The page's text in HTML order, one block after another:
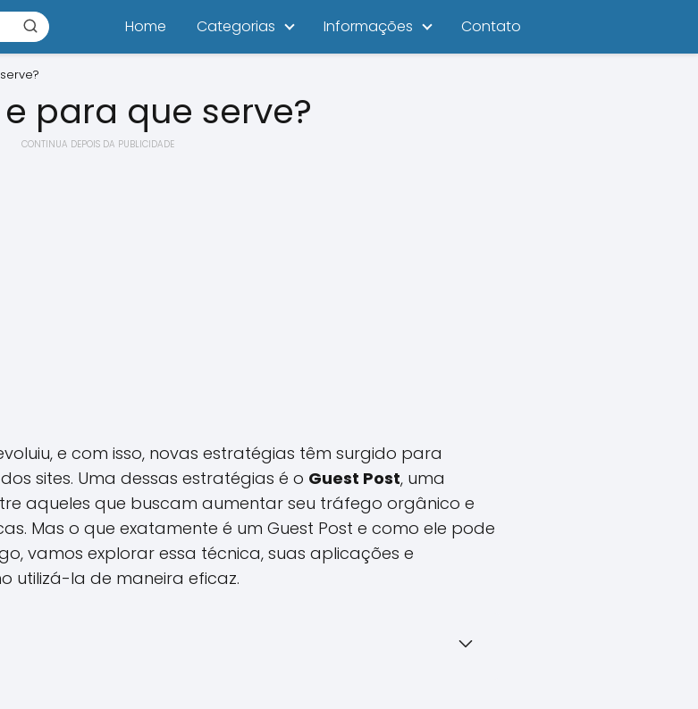
Home Categorias Informações Contato
para que serve?
CONTINUA DEPOIS DA PUBLICIDADE
e com isso, novas estratégias têm surgido para
sites. Uma dessas estratégias é o Guest Post, uma
aqueles que buscam aumentar seu tráfego orgânico e
Mas o que exatamente é um Guest Post e como ele pode
vamos explorar essa técnica, suas aplicações e
utilizá-la de maneira eficaz.